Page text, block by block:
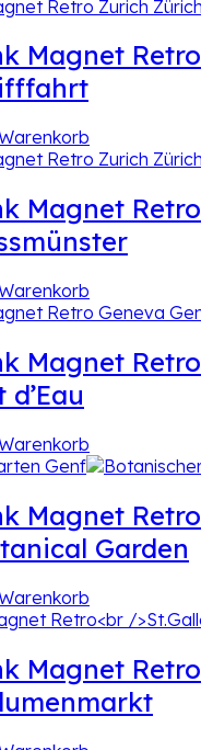
Magnet Retro
Magnet Retro
Magnet Retro
Magnet Retro
Garden
Magnet Retro